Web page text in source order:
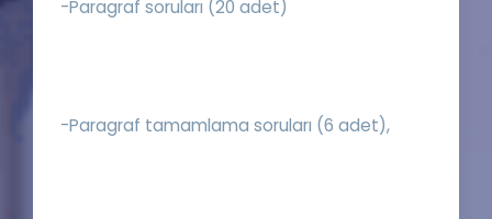
-Paragraf soruları (20 adet)
-Paragraf tamamlama soruları (6 adet),